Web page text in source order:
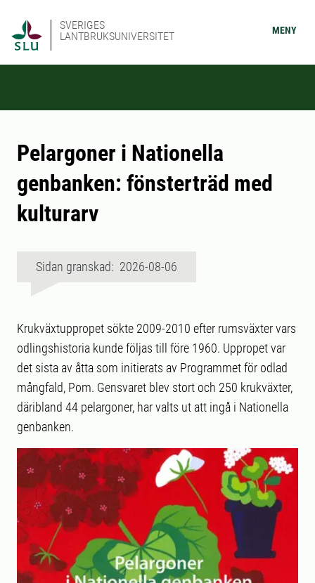
SVERIGES
LANTBRUKSUNIVERSITET
MENY
Pelargoner i Nationella
genbanken: fönsterträd med
kulturarv
Sidan granskad: 2026-08-06
Krukväxtuppropet sökte 2009-2010 efter rumsväxter vars
odlingshistoria kunde följas till före 1960. Uppropet var
det sista av åtta som initierats av Programmet för odlad
mångfald, Pom. Gensvaret blev stort och 250 krukväxter,
däribland 44 pelargoner, har valts ut att ingå i Nationella
genbanken.